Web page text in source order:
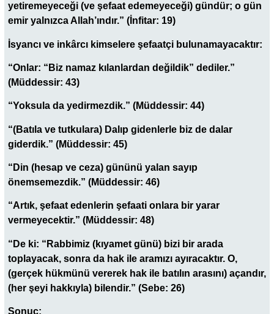
yetiremeyeceği (ve şefaat edemeyeceği) gündür; o gün
emir yalnızca Allah’ındır.” (İnfitar: 19)
İsyancı ve inkârcı kimselere şefaatçi bulunamayacaktır:
“Onlar: “Biz namaz kılanlardan değildik” dediler.”
(Müddessir: 43)
“Yoksula da yedirmezdik.” (Müddessir: 44)
“(Batıla ve tutkulara) Dalıp gidenlerle biz de dalar
giderdik.” (Müddessir: 45)
“Din (hesap ve ceza) gününü yalan sayıp
önemsemezdik.” (Müddessir: 46)
“Artık, şefaat edenlerin şefaati onlara bir yarar
vermeyecektir.” (Müddessir: 48)
“De ki: “Rabbimiz (kıyamet günü) bizi bir arada
toplayacak, sonra da hak ile aramızı ayıracaktır. O,
(gerçek hükmünü vererek hak ile batılın arasını) açandır,
(her şeyi hakkıyla) bilendir.” (Sebe: 26)
Sonuç: